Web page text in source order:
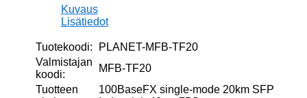
Kuvaus
Lisätiedot
Tuotekoodi:
PLANET-MFB-TF20
Valmistajan
koodi:
MFB-TF20
Tuotteen
100BaseFX single-mode 20km SFP